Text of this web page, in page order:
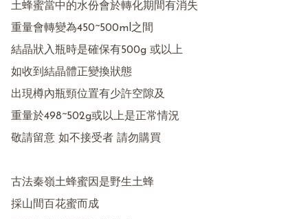
土蜂蜜當中的水份會於轉化期間有消失
重量會轉變為450~500ml之間
結晶狀入瓶時是確保有500g 或以上
如收到結晶體正變換狀態
出現樽內瓶頸位置有少許空隙及
重量於498~502g或以上是正常情況
敬請留意 如不接受者 請勿購買
古法秦嶺土蜂蜜因是野生土蜂
採山間百花蜜而成